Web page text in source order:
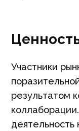
Участники
результатом
деятельность